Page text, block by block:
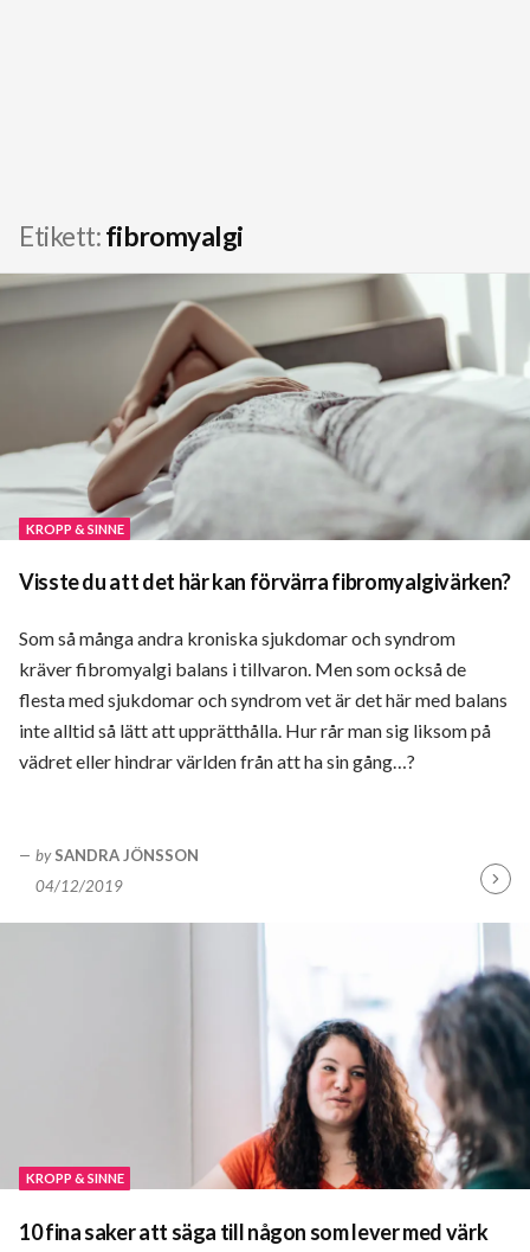
Etikett:fibromyalgi
KROPP & SINNE
Visste du att det här kan förvärra fibromyalgivärken?
Som så många andra kroniska sjukdomar och syndrom
kräver fibromyalgi balans i tillvaron. Men som också de
flesta med sjukdomar och syndrom vet är det här med balans
inte alltid så lätt att upprätthålla. Hur rår man sig liksom på
vädret eller hindrar världen från att ha sin gång…?
by SANDRA JÖNSSON
04/12/2019
KROPP & SINNE
10 fina saker att säga till någon som lever med värk